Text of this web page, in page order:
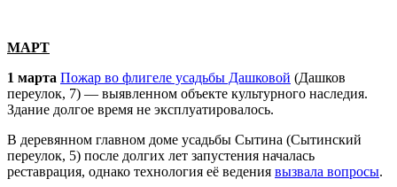
МАРТ
1 марта Пожар во флигеле усадьбы Дашковой (Дашков
переулок, 7) — выявленном объекте культурного наследия.
Здание долгое время не эксплуатировалось.
В деревянном главном доме усадьбы Сытина (Сытинский
переулок, 5) после долгих лет запустения началась
реставрация, однако технология её ведения вызвала вопросы.